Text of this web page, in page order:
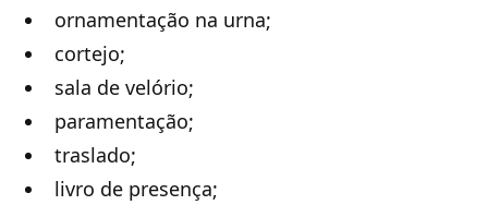
ornamentação na urna;
cortejo;
sala de velório;
paramentação;
traslado;
livro de presença;